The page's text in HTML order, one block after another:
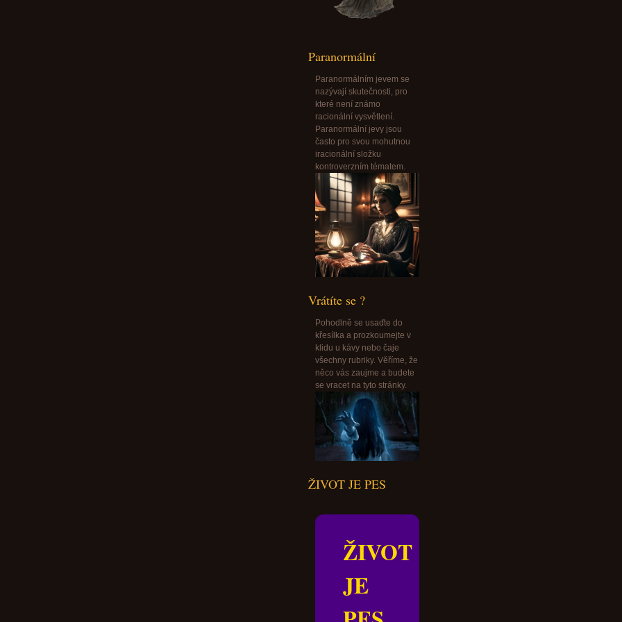
Paranormální
Paranormálním jevem se
nazývají skutečnosti, pro
které není známo
racionální vysvětlení.
Paranormální jevy jsou
často pro svou mohutnou
iracionální složku
kontroverzním tématem.
Vrátíte se ?
Pohodlně se usaďte do
křesílka a prozkoumejte v
klidu u kávy nebo čaje
všechny rubriky. Věříme, že
něco vás zaujme a budete
se vracet na tyto stránky.
ŽIVOT JE PES
ŽIVOT
JE